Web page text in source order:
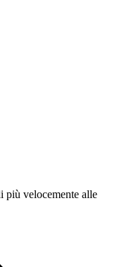
più velocemente alle